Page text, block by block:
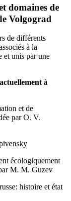
domaines de
Volgograd
de différents
à la
et unis par une
à
et de
par O. V.
écologiquement
M. M. Guzev
histoire et état